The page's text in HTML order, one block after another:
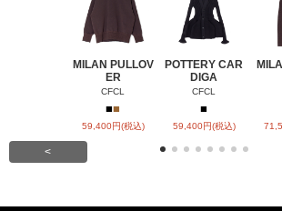
MILAN PULLOV
ER
CFCL
■■
59,400円(税込)
POTTERY CAR
DIGA
CFCL
■
59,400円(税込)
<